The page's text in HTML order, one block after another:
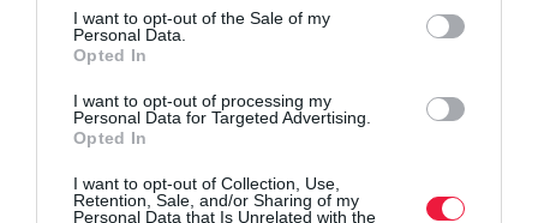
consent section.
I want to opt-out of the Sale of my
Personal Data.
Opted In
I want to opt-out of processing my
Personal Data for Targeted Advertising.
Opted In
I want to opt-out of Collection, Use,
Retention, Sale, and/or Sharing of my
Personal Data that Is Unrelated with the
MAKROGAZDASÁG
Elküldték a Paksi Atomerőmű vezérigazgatóját
még nem erősítették meg.